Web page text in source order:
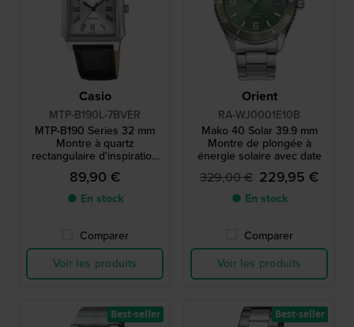
Casio
MTP-B190L-7BVER
MTP-B190 Series 32 mm
Montre à quartz
rectangulaire d'inspiration
vintage avec index romains
89,90 €
● En stock
Comparer
Voir les produits
Orient
RA-WJ0001E10B
Mako 40 Solar 39.9 mm
Montre de plongée à
énergie solaire avec date
329,00 € 229,95 €
● En stock
Comparer
Voir les produits
Best-seller Best-seller